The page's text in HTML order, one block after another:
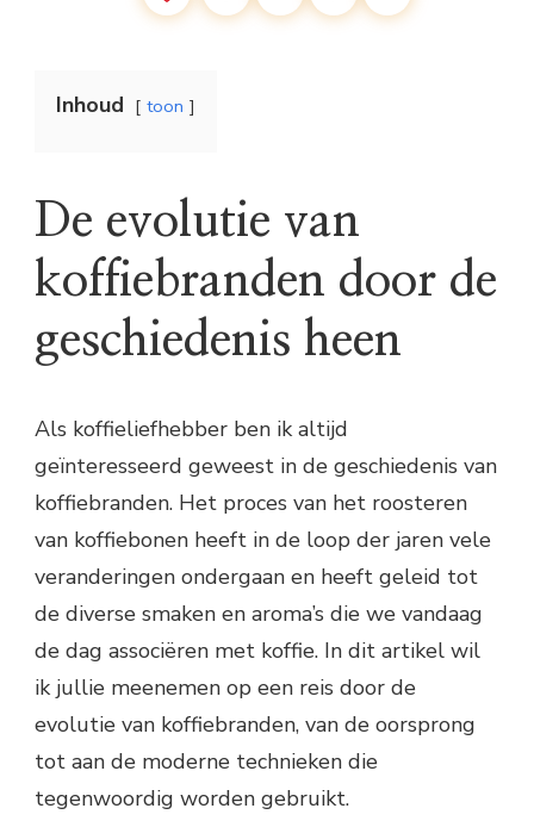
Inhoud toon
De evolutie van
koffiebranden door de
geschiedenis heen
Als koffieliefhebber ben ik altijd
geïnteresseerd geweest in de geschiedenis van
koffiebranden. Het proces van het roosteren
van koffiebonen heeft in de loop der jaren vele
veranderingen ondergaan en heeft geleid tot
de diverse smaken en aroma’s die we vandaag
de dag associëren met koffie. In dit artikel wil
ik jullie meenemen op een reis door de
evolutie van koffiebranden, van de oorsprong
tot aan de moderne technieken die
tegenwoordig worden gebruikt.